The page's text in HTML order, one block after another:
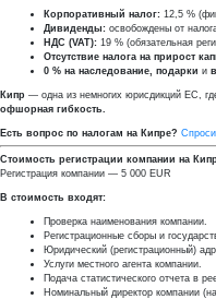
Корпоративный налог: 12,5 %
Дивиденды: освобождены от
НДС (VAT): 19 % (обязательная
Отсутствие налога на прирост
0 % на наследование, подарки и
Кипр — одна из немногих юрисдикций ЕС,
офшорная гибкость.
Есть вопрос по налогам на Кипре?
Стоимость регистрации компании на
Регистрация компании — 5 000 EUR
В стоимость входят:
Проверка наименования компании.
Регистрационные сборы и
Юридический (регистрационный)
Услуги местного агента компании.
Подача статистического отчета в
Номинальный директор компании